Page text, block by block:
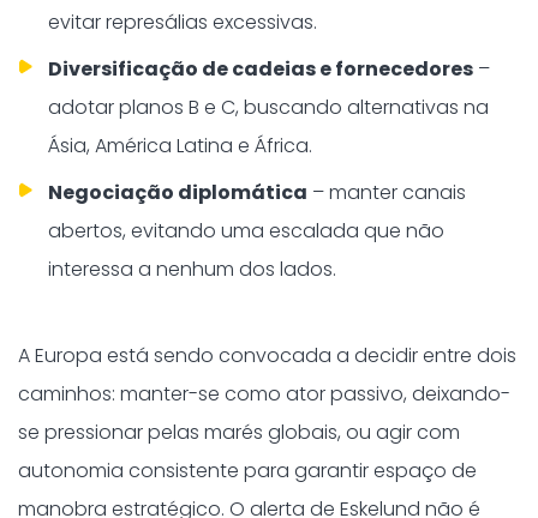
evitar represálias excessivas.
Diversificação de cadeias e fornecedores –
adotar planos B e C, buscando alternativas na
Ásia, América Latina e África.
Negociação diplomática – manter canais
abertos, evitando uma escalada que não
interessa a nenhum dos lados.
A Europa está sendo convocada a decidir entre dois
caminhos: manter-se como ator passivo, deixando-
se pressionar pelas marés globais, ou agir com
autonomia consistente para garantir espaço de
manobra estratégico. O alerta de Eskelund não é